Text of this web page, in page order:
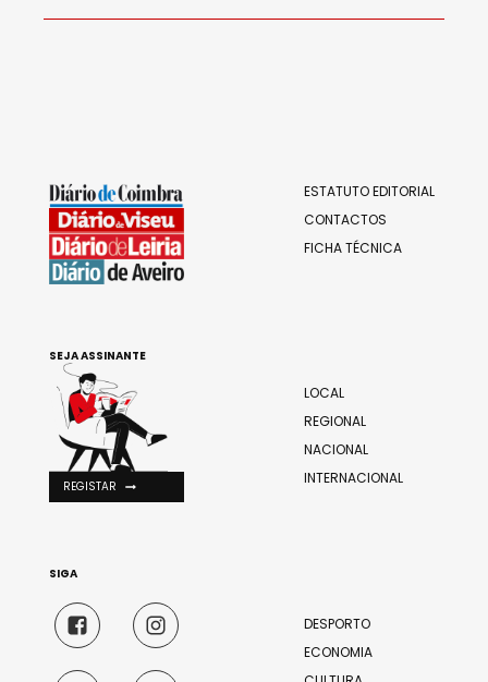
ESTATUTO EDITORIAL
CONTACTOS
FICHA TÉCNICA
LOCAL
REGIONAL
NACIONAL
INTERNACIONAL
DESPORTO
ECONOMIA
SEJA ASSINANTE
REGISTAR
SIGA